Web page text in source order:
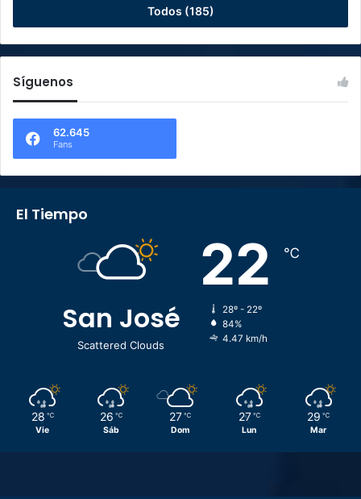
Todos (185)
Síguenos
62.645
Fans
El Tiempo
San José
Scattered Clouds
22 ℃
28º - 22º
84%
4.47 km/h
28 ℃
Vie
26 ℃
Sáb
27 ℃
Dom
27 ℃
Lun
29 ℃
Mar